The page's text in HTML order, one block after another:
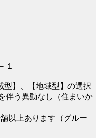
１
】、【地域型】の選択
伴う異動なし（住まいか
以上あります（グルー